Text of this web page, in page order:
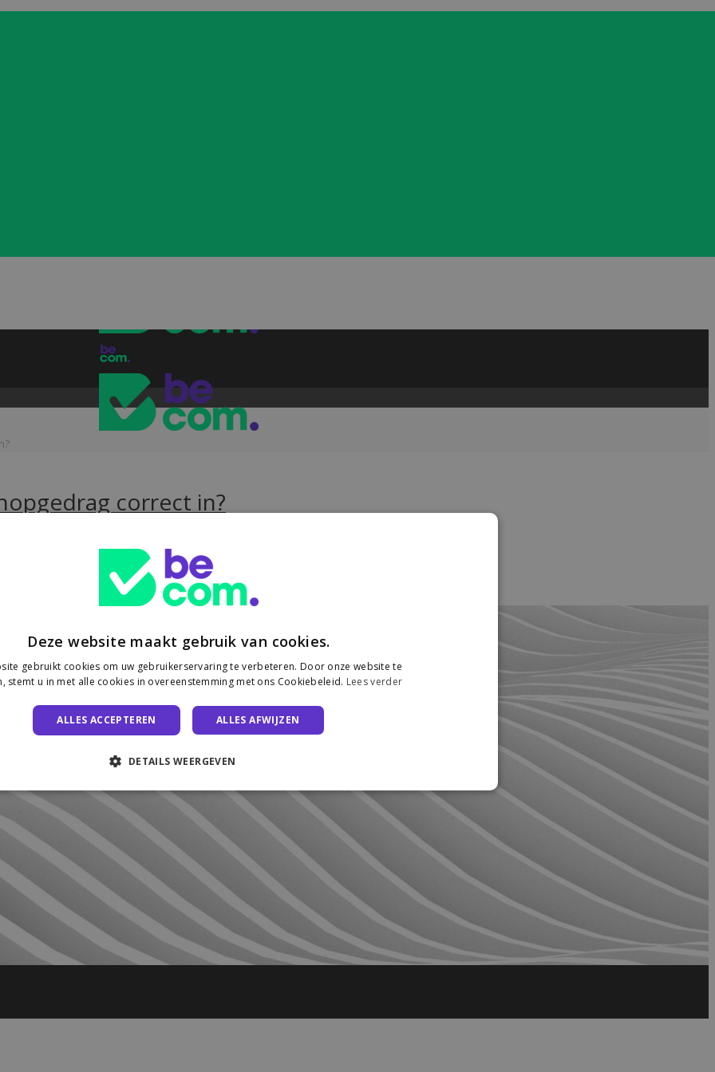
correct in?
e-commerce
Europese heffing van €3 op pakjes onder €150 uit niet-EU-landen....
Deze website maakt gebruik van cookies.
gebruikt cookies om uw gebruikerservaring te verbeteren. Door onze website te
stemt u in met alle cookies in overeenstemming met ons Cookiebeleid. Lees verder
ALLES ACCEPTEREN ALLES AFWIJZEN
DETAILS WEERGEVEN